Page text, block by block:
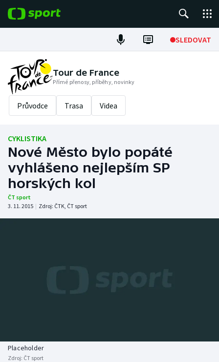
SLEDOVAT
Fotbal
Hokej
Tenis
Cyklistika
DALŠÍ SPORTY
Americký fotbal
Curling
NEPŘEHLÉDNĚTE
Tour de France
Přímé přenosy, příběhy, novinky
Průvodce Trasa Videa
CYKLISTIKA
Nové Město bylo popáté
vyhlášeno nejlepším SP
horských kol
ČT sport
3. 11. 2015 | Zdroj: ČTK, ČT sport
Placeholder
Zdroj: ČT sport